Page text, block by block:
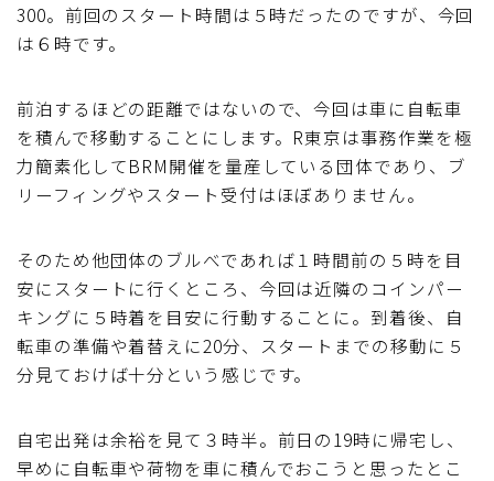
ブルベレポート2016
ブルべレポート2014
ブルべレポート2013
ブルべレポート2012
300。前回のスタート時間は５時だったのですが、今回
は６時です。
前泊するほどの距離ではないので、今回は車に自転車
を積んで移動することにします。R東京は事務作業を極
力簡素化してBRM開催を量産している団体であり、ブ
リーフィングやスタート受付はほぼありません。
そのため他団体のブルべであれば１時間前の５時を目
安にスタートに行くところ、今回は近隣のコインパー
キングに５時着を目安に行動することに。到着後、自
転車の準備や着替えに20分、スタートまでの移動に５
分見ておけば十分という感じです。
自宅出発は余裕を見て３時半。前日の19時に帰宅し、
早めに自転車や荷物を車に積んでおこうと思ったとこ